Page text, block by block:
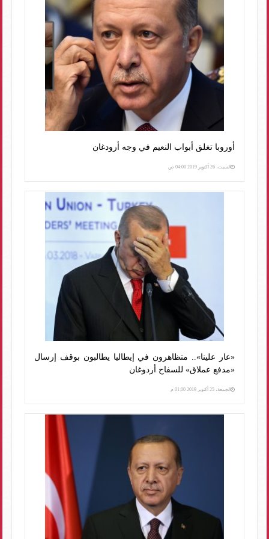
أوروبا تغلق أبواب النعيم في وجه أرودغان
السبت، 26 أكتوبر 2019 04:00 ص
«عار علينا».. متظاهرون في إيطاليا يطالبون بوقف إرسال
«مدفع عملاق» للسفاح أردوغان
الجمعة، 25 أكتوبر 2019 01:00 م